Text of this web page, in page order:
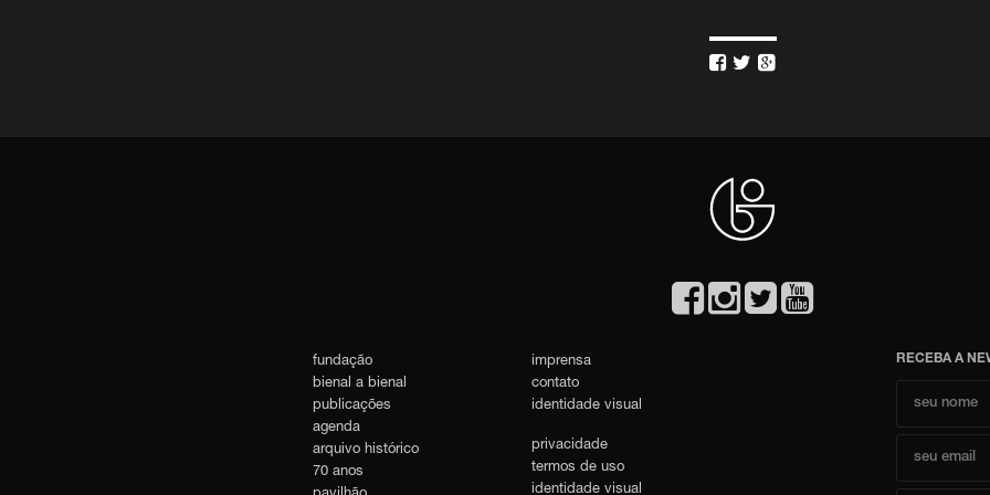
  
fundação
bienal a bienal
publicações
agenda
arquivo histórico
70 anos
imprensa
contato
identidade visual
privacidade
termos de uso
identidade visual
RECEBA A